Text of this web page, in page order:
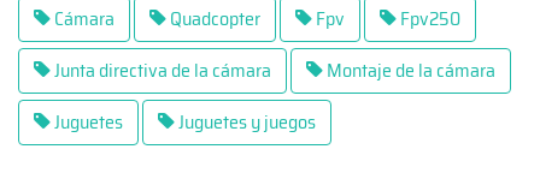
Cámara Quadcopter Fpv
Fpv250
Junta directiva de la cámara
Montaje de la cámara
Juguetes
Juguetes y juegos